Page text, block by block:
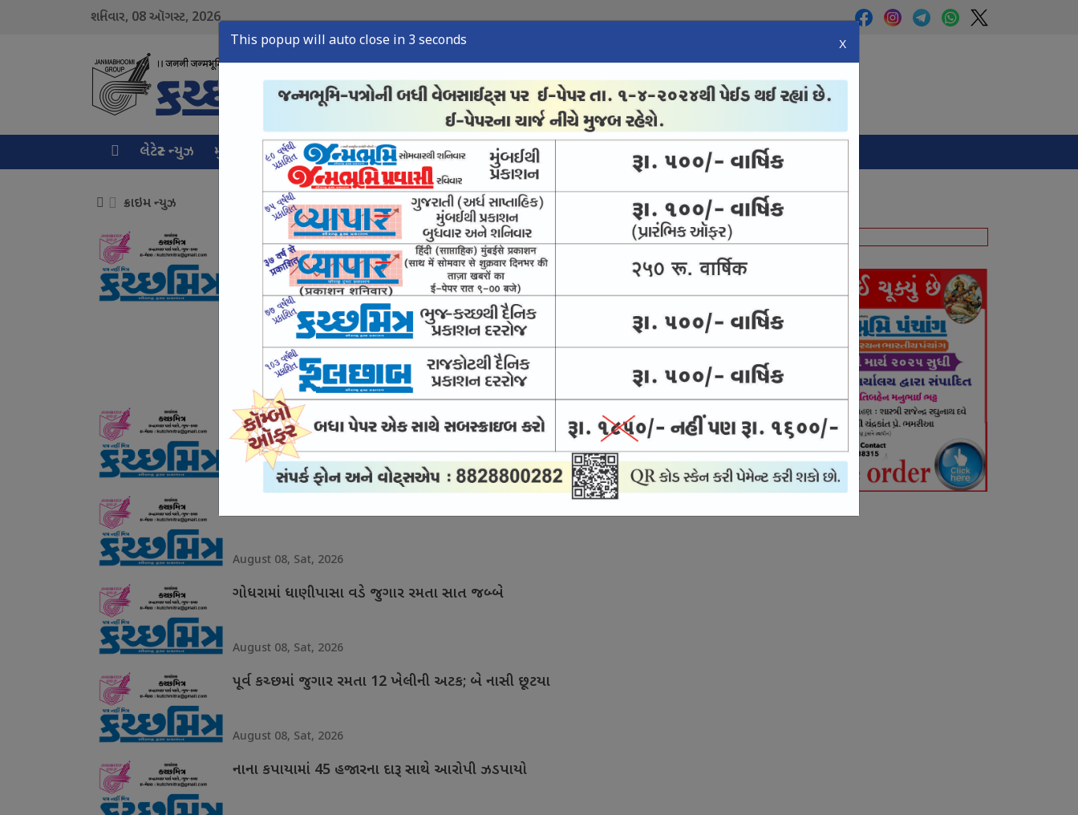
શનિવાર, 08ઑગસ્ટ, 2026
લેટેસ્ટ ન્યુઝ મુખ્ય સમાચાર ક્રાઇમ ન્યુઝ સ્પોર્ટ્સ ન્યુઝ તંત્રી લેખ ઈ-પેપર
This popup will auto close in 2 seconds X
ક્રાઇમ ન્યુઝ
નશામુક્ત યુવા માટે આવકાર્ય અભિયાન
August 08, Sat, 2026
કચ્છમાં એનાલોગ પનીર અને ચીઝની તપાસમાં નમૂના શંકાસ્પદ જણાયા
August 08, Sat, 2026
સામખિયાળીમાં 2.16 લાખના હેરોઇન સાથે બે શખ્સની અટક
August 08, Sat, 2026
મુંદરા કસ્ટોડિયલ ડેથ કેસ : જામીન પર છૂટેલો આરોપી વોરંટ બાદ હાજર
August 08, Sat, 2026
ગોધરામાં ધાણીપાસા વડે જુગાર રમતા સાત જબ્બે
August 08, Sat, 2026
પૂર્વ કચ્છમાં જુગાર રમતા 12 ખેલીની અટક; બે નાસી છૂટયા
August 08, Sat, 2026
નાના કપાયામાં 45 હજારના દારૂ સાથે આરોપી ઝડપાયો
Panchang